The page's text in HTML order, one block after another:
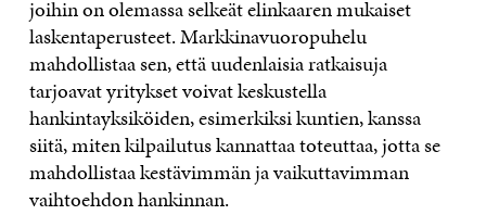
joihin on olemassa selkeät elinkaaren mukaiset
laskentaperusteet. Markkinavuoropuhelu
mahdollistaa sen, että uudenlaisia ratkaisuja
tarjoavat yritykset voivat keskustella
hankintayksiköiden, esimerkiksi kuntien, kanssa
siitä, miten kilpailutus kannattaa toteuttaa, jotta se
mahdollistaa kestävimmän ja vaikuttavimman
vaihtoehdon hankinnan.